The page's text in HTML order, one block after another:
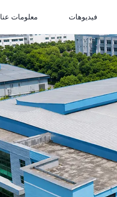
فيديوهات معلومات عنا